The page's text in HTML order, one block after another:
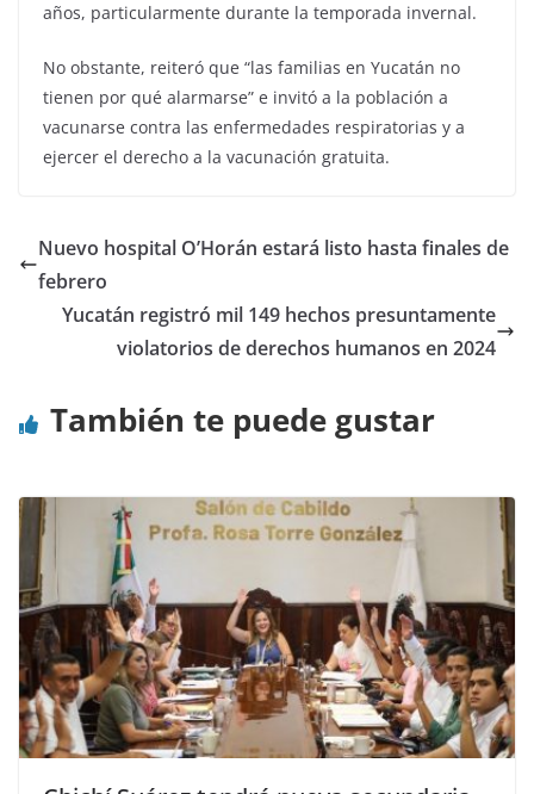
años, particularmente durante la temporada invernal.
No obstante, reiteró que “las familias en Yucatán no
tienen por qué alarmarse” e invitó a la población a
vacunarse contra las enfermedades respiratorias y a
ejercer el derecho a la vacunación gratuita.
Nuevo hospital O’Horán estará listo hasta finales de
febrero
Yucatán registró mil 149 hechos presuntamente
violatorios de derechos humanos en 2024
También te puede gustar